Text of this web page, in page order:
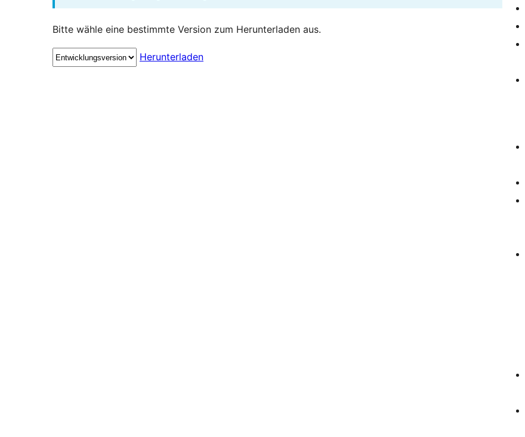
Bitte wähle eine bestimmte Version zum Herunterladen aus.
Herunterladen